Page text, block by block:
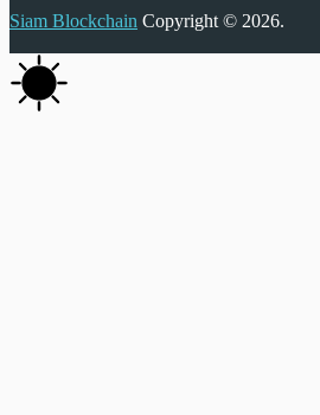
Siam Blockchain Copyright © 2026.